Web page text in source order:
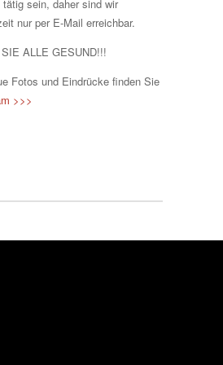
sein, daher sind wir
nur per E-Mail erreichbar.
ALLE GESUND!!!
Fotos und Eindrücke finden Sie
>>>